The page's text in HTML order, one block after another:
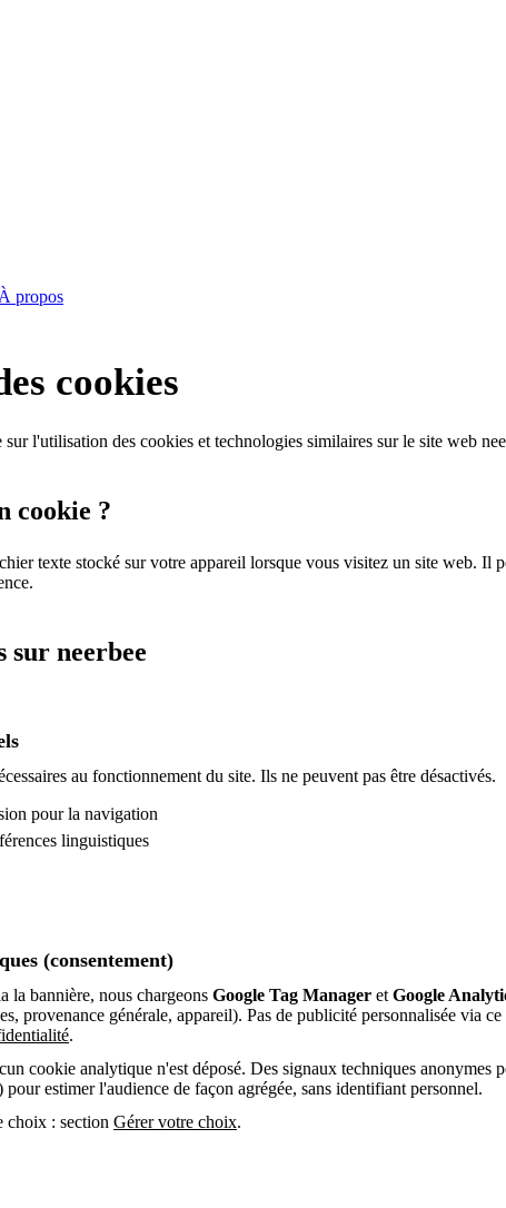
À propos
cookies
l'utilisation des cookies et technologies similaires sur le site web
cookie ?
texte stocké sur votre appareil lorsque vous visitez un site web. Il
sur neerbee
au fonctionnement du site. Ils ne peuvent pas être désactivés.
pour la navigation
linguistiques
(consentement)
la bannière, nous chargeons Google Tag Manager et Google
provenance générale, appareil). Pas de publicité personnalisée via
.
cookie analytique n'est déposé. Des signaux techniques anonymes
estimer l'audience de façon agrégée, sans identifiant personnel.
choix : section Gérer votre choix.